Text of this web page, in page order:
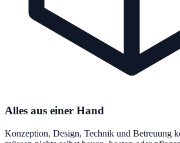
Alles aus einer Hand
Konzeption, Design, Technik und Betreuung